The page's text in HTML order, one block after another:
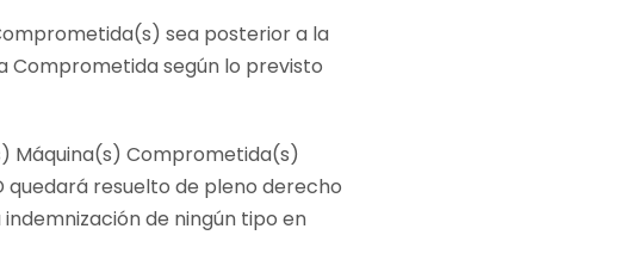
sea posterior a la
Comprometida según lo previsto
Máquina(s) Comprometida(s)
quedará resuelto de pleno derecho
de ningún tipo en